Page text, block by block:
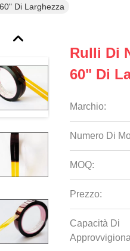
Di Larghezza
Rulli Di
60" Di
Marchio:
Numero Di
MOQ:
Prezzo:
Capacità Di